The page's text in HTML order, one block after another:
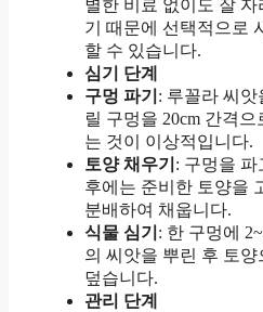
별한 비료 없이도 잘 자
기 때문에 선택적으로
할 수 있습니다.
심기 단계
구멍 파기 : 루꼴라 씨앗
릴 구멍을 20cm 간격으
는 것이 이상적입니다.
토양 채우기 : 구멍을 파
후에는 준비한 토양을
분배하여 채웁니다.
식물 심기 : 한 구멍에
의 씨앗을 뿌린 후 토양
덮습니다.
관리 단계